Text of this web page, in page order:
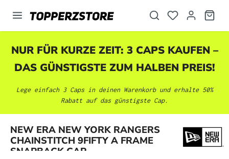
springen
NUR FÜR KURZE ZEIT: 3 CAPS KAUFEN –
DAS GÜNSTIGSTE ZUM HALBEN PREIS!
Lege einfach 3 Caps in deinen Warenkorb und erhalte 50%
Rabatt auf das günstigste Cap.
NEW ERA NEW YORK RANGERS
CHAINSTITCH 9FIFTY A FRAME
SNAPBACK CAP